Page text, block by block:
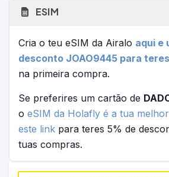
ESIM
Cria o teu eSIM da Airalo aqui e
desconto JOAO9445 para
na primeira compra.
Se preferires um cartão de
o eSIM da Holafly é a tua
este link para teres 5% de
tuas compras.